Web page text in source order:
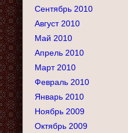
Сентябрь 2010
Август 2010
Май 2010
Апрель 2010
Март 2010
Февраль 2010
Январь 2010
Ноябрь 2009
Октябрь 2009